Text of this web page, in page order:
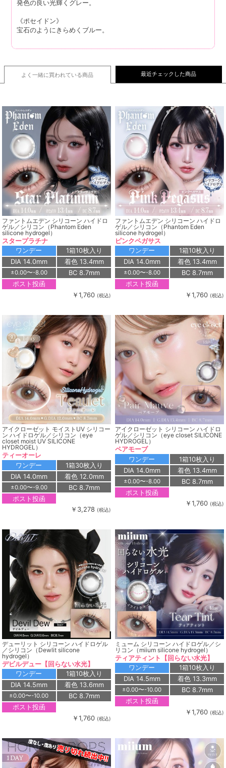
発色の良い光輝くグレー。
《ポセイドン》
宝石のようにきらめくブルー。
よく一緒に買われている商品 最近チェックした商品
ファントムエデン シリコーン ハイドロ
ゲル／シリコン（Phantom Eden
silicone hydrogel）
スタープラチナ
ワンデー
1箱10枚入り
DIA 14.0mm
着色 13.4mm
±0.00〜-8.00
BC 8.7mm
ポスト投函
￥1,760 (税込)
ファントムエデン シリコーン ハイドロ
ゲル／シリコン（Phantom Eden
silicone hydrogel）
ピンクペガサス
ワンデー
1箱10枚入り
DIA 14.0mm
着色 13.4mm
±0.00〜-8.00
BC 8.7mm
ポスト投函
￥1,760 (税込)
アイクローゼット モイストUV シリコー
ン ハイドロゲル／シリコン（eye
closet moist UV SILICONE
HYDROGEL）
ティーオーレ
ワンデー
1箱30枚入り
DIA 14.0mm
着色 12.0mm
±0.00〜-9.00
BC 8.7mm
ポスト投函
￥3,278 (税込)
アイクローゼット シリコーン ハイドロ
ゲル／シリコン（eye closet SILICONE
HYDROGEL）
ペアモーブ
ワンデー
1箱10枚入り
DIA 14.0mm
着色 13.4mm
±0.00〜-8.00
BC 8.7mm
ポスト投函
￥1,760 (税込)
デューリット シリコーン ハイドロゲル
／シリコン（Dewlit silicone
hydrogel）
デビルデュー【回らない水光】
ワンデー
1箱10枚入り
DIA 14.5mm
着色 13.6mm
±0.00〜-10.00
BC 8.7mm
ポスト投函
￥1,760 (税込)
ミューム シリコーン ハイドロゲル／シ
リコン（miium silicone hydrogel）
ティアティント【回らない水光】
ワンデー
1箱10枚入り
DIA 14.5mm
着色 13.3mm
±0.00〜-10.00
BC 8.7mm
ポスト投函
￥1,760 (税込)